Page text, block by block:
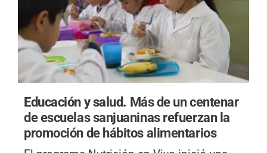
Educación y salud. Más de un centenar
de escuelas sanjuaninas refuerzan la
promoción de hábitos alimentarios